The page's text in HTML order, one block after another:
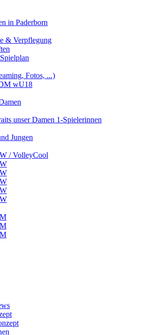
in Paderborn
& Verpflegung
Fotos, ...)
wU18
unser Damen 1-Spielerinnen
Jungen
/ VolleyCool